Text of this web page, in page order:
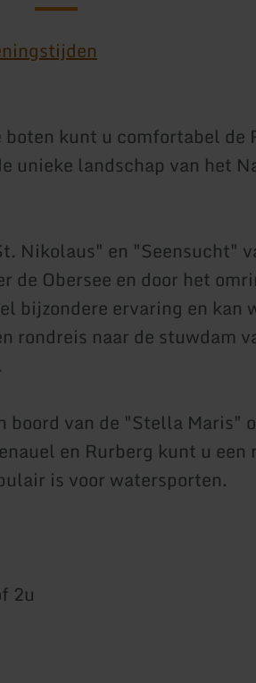
kunt u comfortabel de
unieke landschap van het
Nikolaus" en "Seensucht"
de Obersee en door het
bijzondere ervaring en kan
rondreis naar de stuwdam
boord van de "Stella Maris"
en Rurberg kunt u een
is voor watersporten.
2u